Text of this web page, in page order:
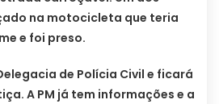
na motocicleta que teria
e foi preso.
de Polícia Civil e ficará
A PM já tem informações e a